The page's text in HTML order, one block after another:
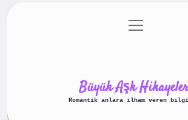
Gizlilik
menüyü
aç
Büyük Aşk
Romantik anlara ilham veren